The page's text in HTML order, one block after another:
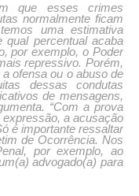
que esses crimes
normalmente ficam
uma estimativa
percentual acaba
por exemplo, o Poder
repressivo. Porém,
ofensa ou o abuso de
dessas condutas
de mensagens,
“Com a prova
expressão, a acusação
é importante ressaltar
de Ocorrência. Nos
por exemplo, ao
advogado(a) para